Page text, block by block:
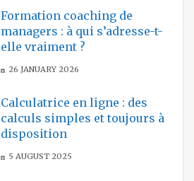
Formation coaching de
managers : à qui s’adresse-t-
elle vraiment ?
26 JANUARY 2026
Calculatrice en ligne : des
calculs simples et toujours à
disposition
5 AUGUST 2025